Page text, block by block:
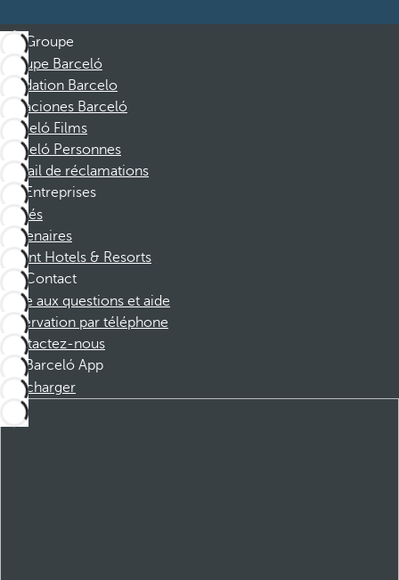
Groupe
Groupe Barceló
Fondation Barcelo
Vacaciones Barceló
Barceló Films
Barceló Personnes
Portail de réclamations
Entreprises
Affiliés
Partenaires
Dorint Hotels & Resorts
Contact
Foire aux questions et aide
Réservation par téléphone
Contactez-nous
Barceló App
Télécharger